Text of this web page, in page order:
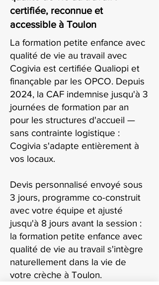
certifiée, reconnue et
accessible à Toulon
La formation petite enfance avec
qualité de vie au travail avec
Cogivia est certifiée Qualiopi et
finançable par les OPCO. Depuis
2024, la CAF indemnise jusqu'à 3
journées de formation par an
pour les structures d'accueil —
sans contrainte logistique :
Cogivia s'adapte entièrement à
vos locaux.
Devis personnalisé envoyé sous
3 jours, programme co-construit
avec votre équipe et ajusté
jusqu'à 8 jours avant la session :
la formation petite enfance avec
qualité de vie au travail s'intègre
naturellement dans la vie de
votre crèche à Toulon.